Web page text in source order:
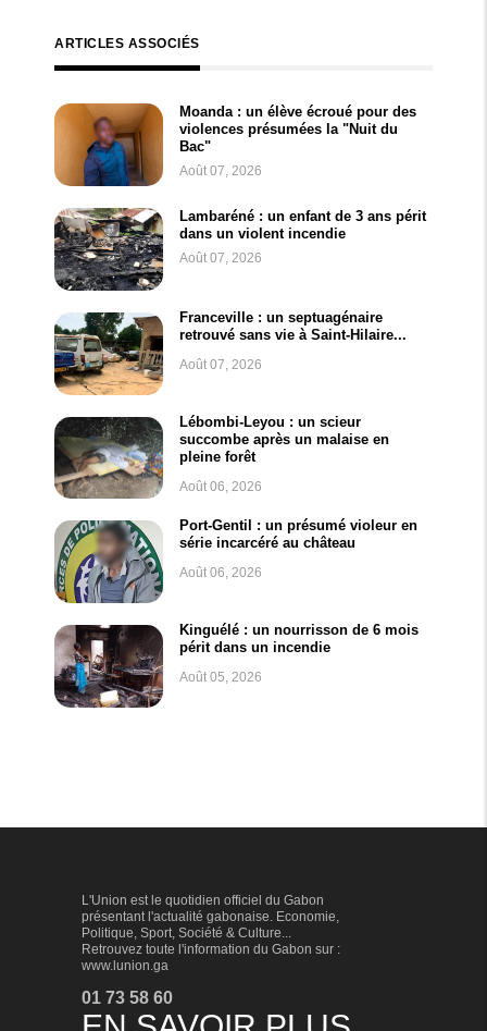
ARTICLES ASSOCIÉS
Moanda : un élève écroué pour des
violences présumées la "Nuit du
Bac"
Août 07, 2026
Lambaréné : un enfant de 3 ans périt
dans un violent incendie
Août 07, 2026
Franceville : un septuagénaire
retrouvé sans vie à Saint-Hilaire...
Août 07, 2026
Lébombi-Leyou : un scieur
succombe après un malaise en
pleine forêt
Août 06, 2026
Port-Gentil : un présumé violeur en
série incarcéré au château
Août 06, 2026
Kinguélé : un nourrisson de 6 mois
périt dans un incendie
Août 05, 2026
L'Union est le quotidien officiel du Gabon
présentant l'actualité gabonaise. Economie,
Politique, Sport, Société & Culture...
Retrouvez toute l'information du Gabon sur :
www.lunion.ga
01 73 58 60